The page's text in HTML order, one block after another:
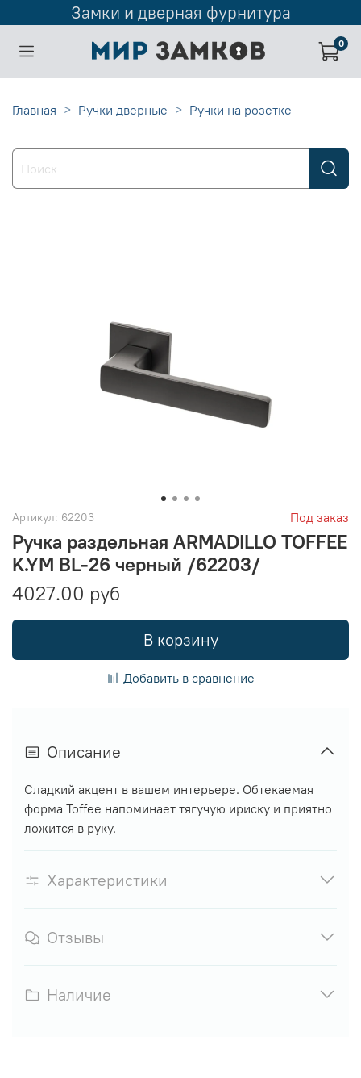
Замки и дверная фурнитура
0
Главная Ручки дверные Ручки на розетке
Артикул: 62203 Под заказ
Ручка раздельная ARMADILLO TOFFEE
K.YM BL-26 черный /62203/
4027.00 руб
В корзину
Добавить в сравнение
Описание
Сладкий акцент в вашем интерьере. Обтекаемая
форма Toffee напоминает тягучую ириску и приятно
ложится в руку.
Характеристики
Отзывы
Наличие